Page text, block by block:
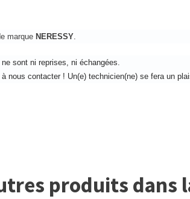
marque NERESSY
sont ni reprises, ni échangées.
nous contacter ! Un(e) technicien(ne) se fera un
produits dans